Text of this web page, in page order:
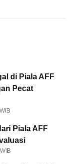
di Piala AFF
Pecat
Piala AFF